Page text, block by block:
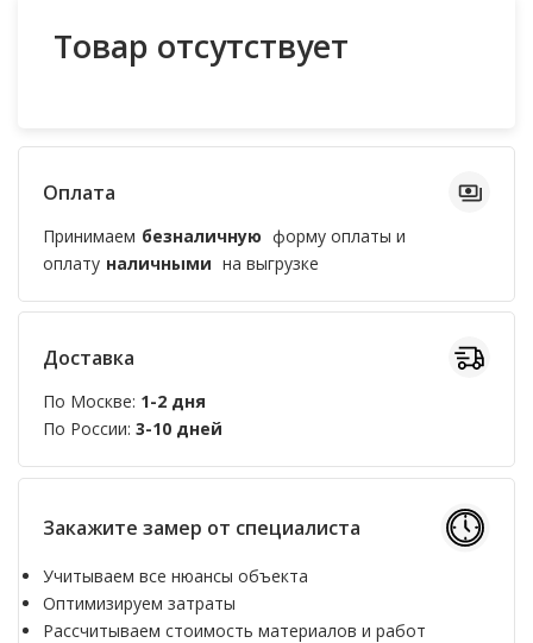
Товар отсутствует
Оплата
Принимаем безналичную форму оплаты и
оплату наличными на выгрузке
Доставка
По Москве: 1-2 дня
По России: 3-10 дней
Закажите замер от специалиста
Учитываем все нюансы объекта
Оптимизируем затраты
Рассчитываем стоимость материалов и работ